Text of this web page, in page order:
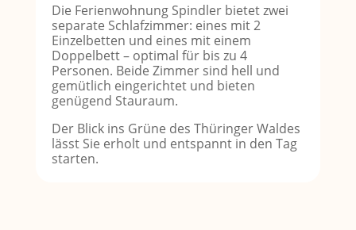
Die Ferienwohnung Spindler bietet zwei
separate Schlafzimmer: eines mit 2
Einzelbetten und eines mit einem
Doppelbett – optimal für bis zu 4
Personen. Beide Zimmer sind hell und
gemütlich eingerichtet und bieten
genügend Stauraum.
Der Blick ins Grüne des Thüringer Waldes
lässt Sie erholt und entspannt in den Tag
starten.